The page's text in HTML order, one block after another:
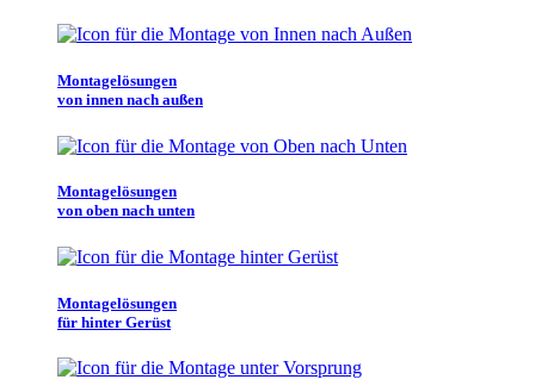
Montagelösungen
von innen nach außen
Montagelösungen
von oben nach unten
Montagelösungen
für hinter Gerüst